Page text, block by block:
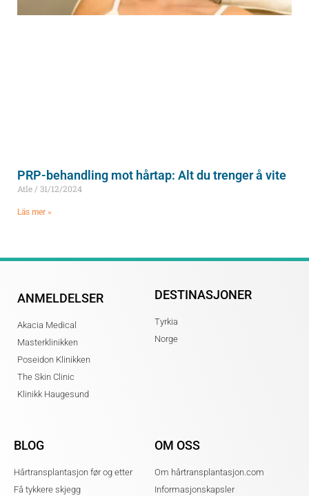
PRP-behandling mot hårtap: Alt du trenger å vite
Atle 31/12/2024
Läs mer »
ANMELDELSER
Akacia Medical
Masterklinikken
Poseidon Klinikken
The Skin Clinic
Klinikk Haugesund
DESTINASJONER
Tyrkia
Norge
BLOG
Hårtransplantasjon før og etter
Få tykkere skjegg
OM OSS
Om hårtransplantasjon.com
Informasjonskapsler